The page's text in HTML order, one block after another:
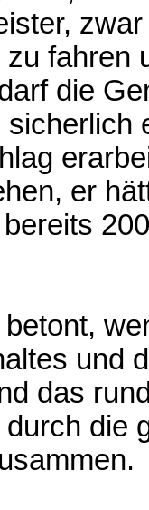
fahren
die
er
und
das
die